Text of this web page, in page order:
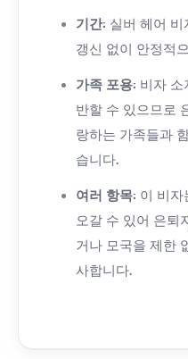
기간: 실버 헤어 비
갱신 없이 안정적
가족 포용: 비자 소
반할 수 있으므로
랑하는 가족들과
습니다.
여러 항목: 이 비자
오갈 수 있어 은퇴
거나 모국을 제한
사합니다.